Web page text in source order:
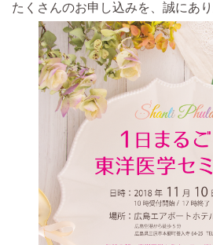
たくさんのお申し込みを、誠にあ